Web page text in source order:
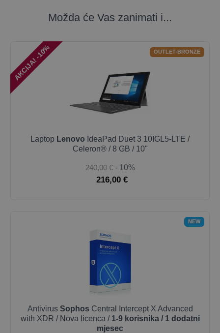
Možda će Vas zanimati i...
AKCIJA! -10% OUTLET-BRONZE
Laptop Lenovo IdeaPad Duet 3 10IGL5-LTE /
Celeron® / 8 GB / 10"
240,00 € - 10%
216,00 €
NEW
Antivirus Sophos Central Intercept X Advanced
with XDR / Nova licenca / 1-9 korisnika / 1 dodatni
mjesec